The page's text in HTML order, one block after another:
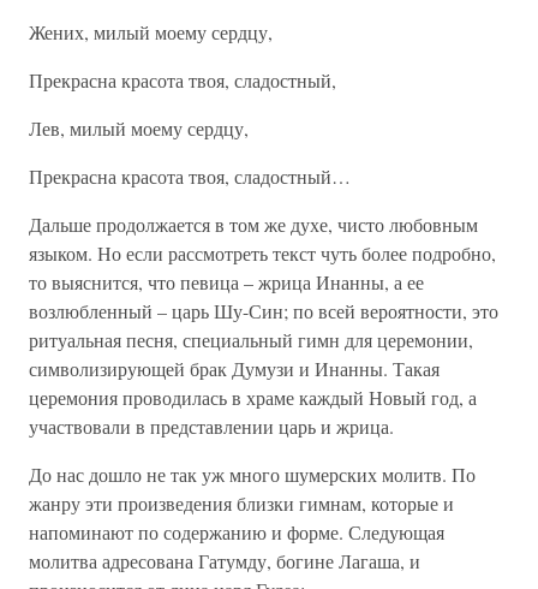
Жених, милый моему сердцу,
Прекрасна красота твоя, сладостный,
Лев, милый моему сердцу,
Прекрасна красота твоя, сладостный…
Дальше продолжается в том же духе, чисто любовным
языком. Но если рассмотреть текст чуть более подробно,
то выяснится, что певица – жрица Инанны, а ее
возлюбленный – царь Шу-Син; по всей вероятности, это
ритуальная песня, специальный гимн для церемонии,
символизирующей брак Думузи и Инанны. Такая
церемония проводилась в храме каждый Новый год, а
участвовали в представлении царь и жрица.
До нас дошло не так уж много шумерских молитв. По
жанру эти произведения близки гимнам, которые и
напоминают по содержанию и форме. Следующая
молитва адресована Гатумду, богине Лагаша, и